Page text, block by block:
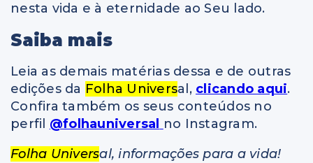
nesta vida e à eternidade ao Seu lado.
Saiba mais
Leia as demais matérias dessa e de outras
edições da Folha Universal, clicando aqui.
Confira também os seus conteúdos no
perfil @folhauniversal
no Instagram.
Folha Universal, informações para a vida!